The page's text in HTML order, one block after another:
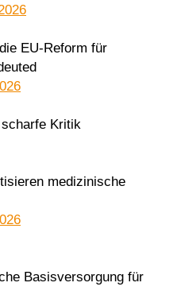
EU-Reform für
Kritik
medizinische
Basisversorgung für